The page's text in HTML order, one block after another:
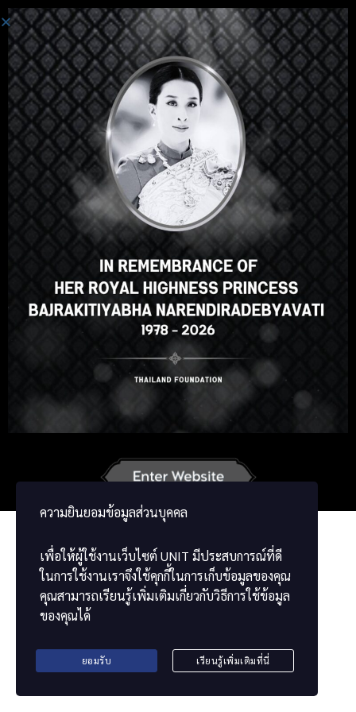
Login
Hey there, great course, right?
Do you like this course?
ENROLL COURSE
ความยินยอมข้อมูลส่วนบุคคล
เพื่อให้ผู้ใช้งานเว็บไซต์ UNIT มีประสบการณ์ที่ดี
ในการใช้งานเราจึงใช้คุกกี้ในการเก็บข้อมูลของคุณ
คุณสามารถเรียนรู้เพิ่มเติมเกี่ยวกับวิธีการใช้ข้อมูล
ของคุณได้
ยอมรับ เรียนรู้เพิ่มเติมที่นี่
Select your language
ภาษาไทย Russian
Japanese German
Chinese
ខ្មែរ